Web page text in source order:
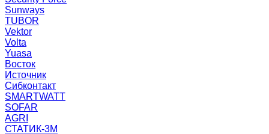
Sunways
TUBOR
Vektor
Volta
Yuasa
Восток
Источник
Сибконтакт
SMARTWATT
SOFAR
AGRI
СТАТИК-3М